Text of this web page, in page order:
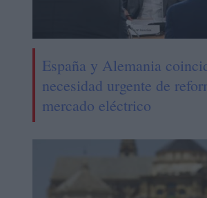
España y Alemania
necesidad urgente de
mercado eléctrico